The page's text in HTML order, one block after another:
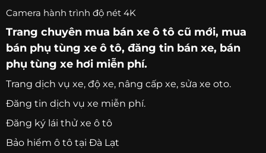
Camera hành trình độ nét 4K
Trang chuyên mua bán xe ô tô cũ mới, mua
bán phụ tùng xe ô tô, đăng tin bán xe, bán
phụ tùng xe hơi miễn phí.
Trang dịch vụ xe, độ xe, nâng cấp xe, sửa xe oto.
Đăng tin dịch vụ xe miễn phí.
Đăng ký lái thử xe ô tô
Bảo hiểm ô tô tại Đà Lạt